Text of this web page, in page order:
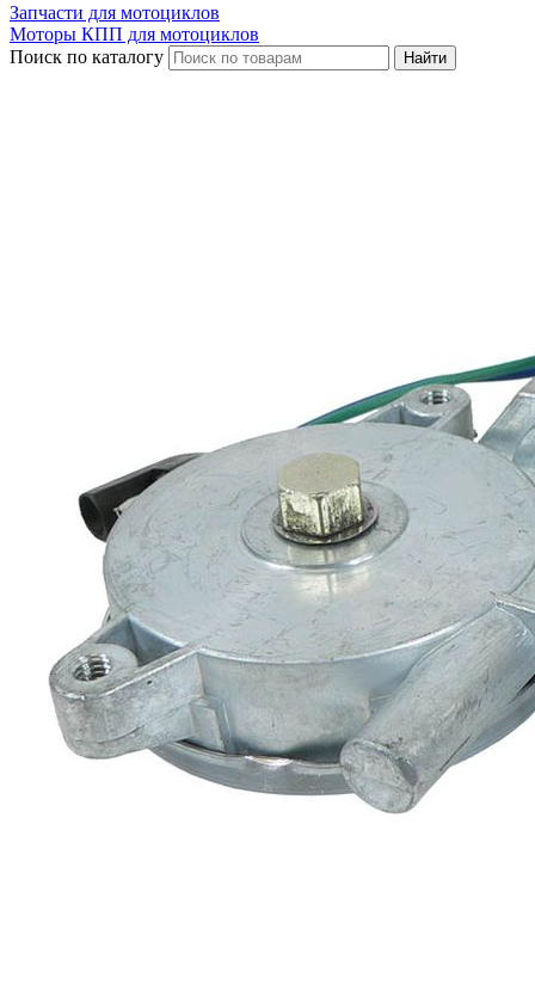
Запчасти для мотоциклов
Моторы КПП для мотоциклов
Поиск по каталогу
Найти